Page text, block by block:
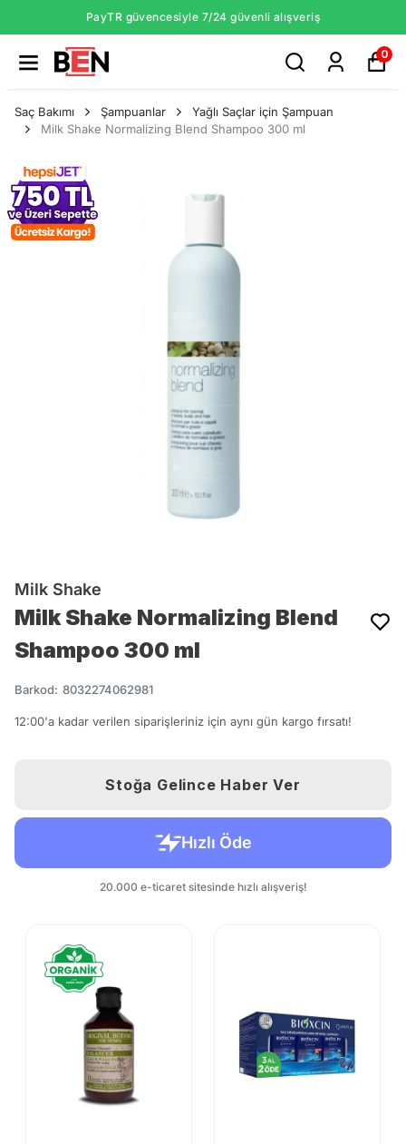
PayTR güvencesiyle 7/24 güvenli alışveriş
0
Saç Bakımı Şampuanlar
Yağlı Saçlar için Şampuan
Milk Shake Normalizing Blend Shampoo 300 ml
Milk Shake
Milk Shake Normalizing Blend
Shampoo 300 ml
Barkod: 8032274062981
12:00'a kadar verilen siparişleriniz için aynı gün kargo fırsatı!
Stoğa Gelince Haber Ver